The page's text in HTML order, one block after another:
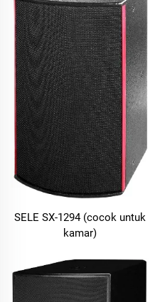
SELE SX-1294 (cocok untuk
kamar)